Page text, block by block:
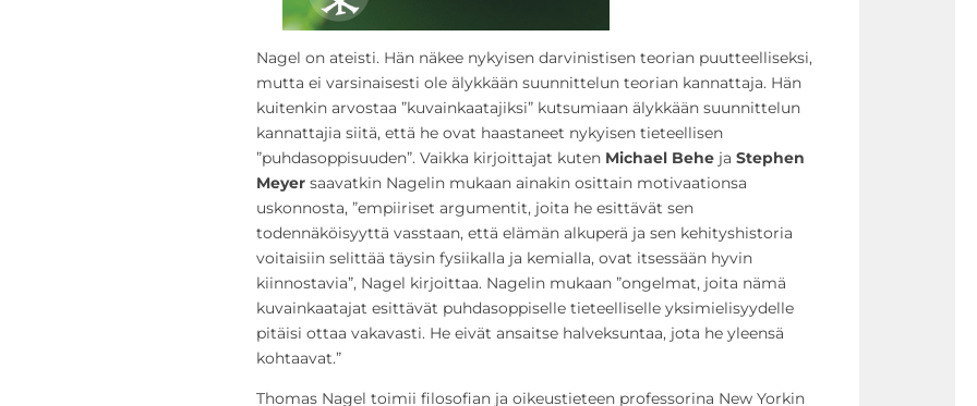
Nagel on ateisti. Hän näkee nykyisen darvinistisen teorian puutteelliseksi,
mutta ei varsinaisesti ole älykkään suunnittelun teorian kannattaja. Hän
kuitenkin arvostaa ”kuvainkaatajiksi” kutsumiaan älykkään suunnittelun
kannattajia siitä, että he ovat haastaneet nykyisen tieteellisen
”puhdasoppisuuden”. Vaikka kirjoittajat kuten Michael Beheja Stephen
Meyersaavatkin Nagelin mukaan ainakin osittain motivaationsa
uskonnosta, ”empiiriset argumentit, joita he esittävät sen
todennäköisyyttä vasstaan, että elämän alkuperä ja sen kehityshistoria
voitaisiin selittää täysin fysiikalla ja kemialla, ovat itsessään hyvin
kiinnostavia”, Nagel kirjoittaa. Nagelin mukaan ”ongelmat, joita nämä
kuvainkaatajat esittävät puhdasoppiselle tieteelliselle yksimielisyydelle
pitäisi ottaa vakavasti. He eivät ansaitse halveksuntaa, jota he yleensä
kohtaavat.”
Thomas Nagel toimii filosofian ja oikeustieteen professorina New Yorkin